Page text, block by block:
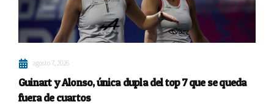
agosto 7, 2026
Guinart y Alonso, única dupla del top 7 que se queda
fuera de cuartos